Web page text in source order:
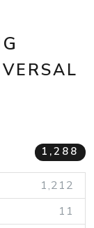
1,288
1,212
11